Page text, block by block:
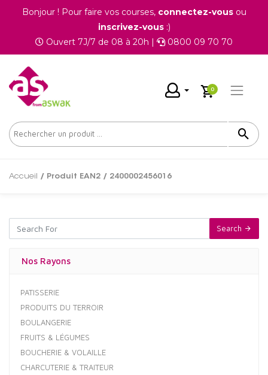
Bonjour ! Pour faire vos courses, connectez-vousou
inscrivez-vous:)
Ouvert 7J/7 de 08 à 20h |
0800 09 70 70
0
Accueil / Produit EAN2 / 2400002456016
Search
Nos Rayons
PATISSERIE
PRODUITS DU TERROIR
BOULANGERIE
FRUITS & LÉGUMES
BOUCHERIE & VOLAILLE
CHARCUTERIE & TRAITEUR